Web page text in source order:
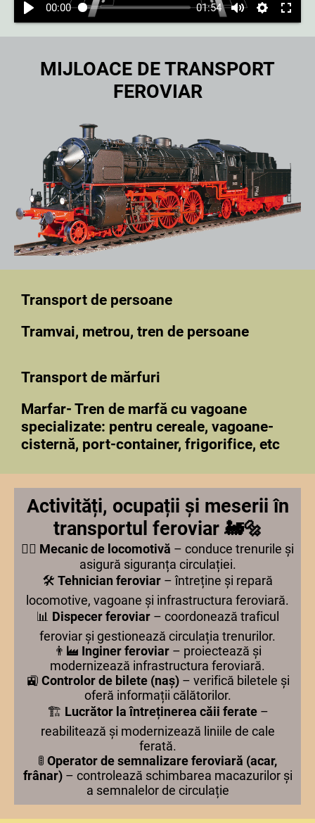
00:00 01:54
MIJLOACE DE TRANSPORT
FEROVIAR
Transport de persoane
Tramvai, metrou, tren de persoane
Transport de mărfuri
Marfar- Tren de marfă cu vagoane
specializate: pentru cereale, vagoane-
cisternă, port-container, frigorifice, etc
Activități, ocupații și meserii în
transportul feroviar 🚂🔩
👨‍✈️ Mecanic de locomotivă – conduce trenurile și
asigură siguranța circulației.
🛠️ Tehnician feroviar – întreține și repară
locomotive, vagoane și infrastructura feroviară.
📊 Dispecer feroviar– coordonează traficul
feroviar și gestionează circulația trenurilor.
👨‍🏭 Inginer feroviar – proiectează și
modernizează infrastructura feroviară.
🚉 Controlor de bilete (naș)– verifică biletele și
oferă informații călătorilor.
🏗️ Lucrător la întreținerea căii ferate–
reabilitează și modernizează liniile de cale
ferată.
🚦 Operator de semnalizare feroviară (acar,
frânar)– controlează schimbarea macazurilor și
a semnalelor de circulație